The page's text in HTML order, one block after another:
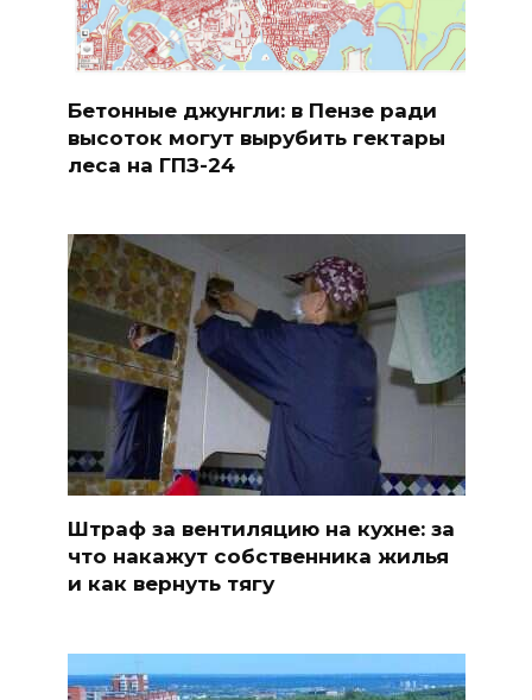
Бетонные джунгли: в Пензе ради
высоток могут вырубить гектары
леса на ГПЗ-24
Штраф за вентиляцию на кухне: за
что накажут собственника жилья
и как вернуть тягу